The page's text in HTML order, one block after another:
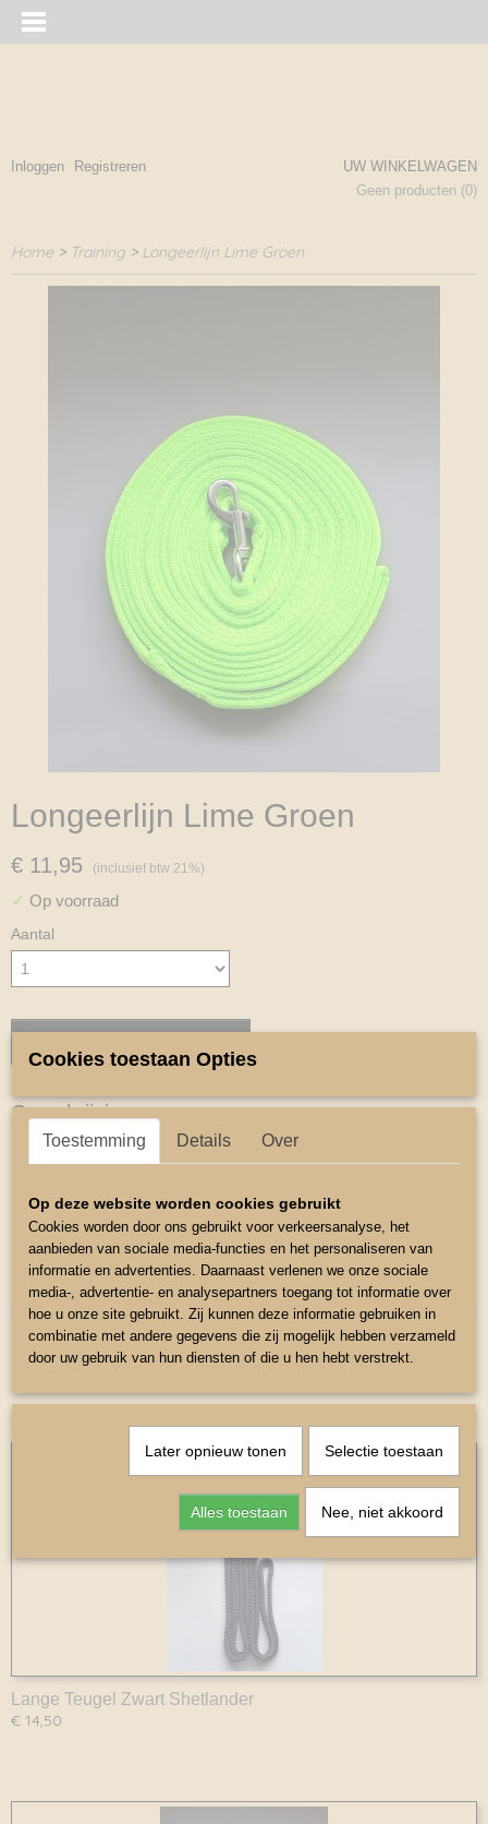
Inloggen Registreren
UW WINKELWAGEN
Geen producten (0)
Home > Training > Longeerlijn Lime Groen
Longeerlijn Lime Groen
€ 11,95 (inclusief btw 21%)
✓ Op voorraad
Aantal
Omschrijving
Longeerlijn
De lijn is voorzien van een draaibare musketon sluiting
Maat 8 meter met handvat
Kleur Lime Groen.
Ook interessant
Lange Teugel Zwart Shetlander
€ 14,50
Cookies toestaan Opties
Toestemming Details Over
Op deze website worden cookies gebruikt
Cookies worden door ons gebruikt voor verkeersanalyse, het
aanbieden van sociale media-functies en het personaliseren van
informatie en advertenties. Daarnaast verlenen we onze sociale
media-, advertentie- en analysepartners toegang tot informatie over
hoe u onze site gebruikt. Zij kunnen deze informatie gebruiken in
combinatie met andere gegevens die zij mogelijk hebben verzameld
door uw gebruik van hun diensten of die u hen hebt verstrekt.
Later opnieuw tonen Selectie toestaan
Alles toestaan Nee, niet akkoord